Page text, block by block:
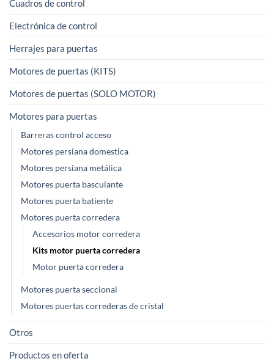
Cuadros de control
Electrónica de control
Herrajes para puertas
Motores de puertas (KITS)
Motores de puertas (SOLO MOTOR)
Motores para puertas
Barreras control acceso
Motores persiana domestica
Motores persiana metálica
Motores puerta basculante
Motores puerta batiente
Motores puerta corredera
Accesorios motor corredera
Kits motor puerta corredera
Motor puerta corredera
Motores puerta seccional
Motores puertas correderas de cristal
Otros
Productos en oferta